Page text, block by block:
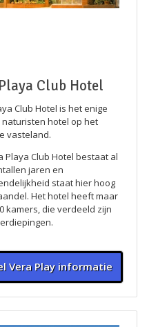
Club Hotel
Club Hotel is het enige
naturisten hotel op het
vasteland.
Playa Club Hotel bestaat al
jaren en
staat hier hoog
Het hotel heeft maar
kamers, die verdeeld zijn
Vera Play informatie